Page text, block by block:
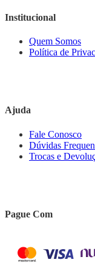
Institucional
Quem Somos
Política de
Ajuda
Fale Conosco
Dúvidas
Trocas e
Pague Com